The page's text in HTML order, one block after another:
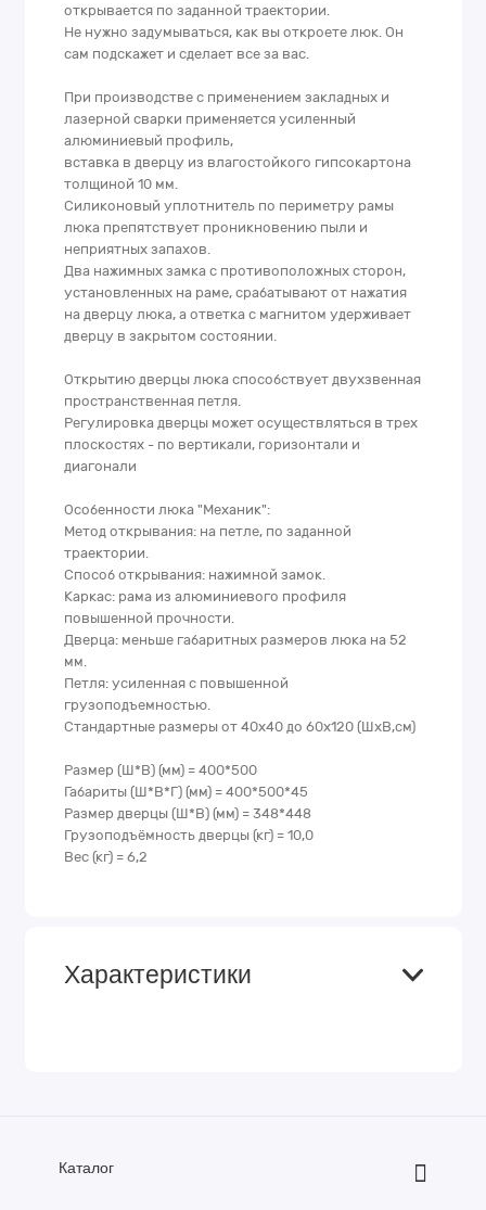
открывается по заданной траектории.
Не нужно задумываться, как вы откроете люк. Он
сам подскажет и сделает все за вас.
При производстве с применением закладных и
лазерной сварки применяется усиленный
алюминиевый профиль,
вставка в дверцу из влагостойкого гипсокартона
толщиной 10 мм.
Силиконовый уплотнитель по периметру рамы
люка препятствует проникновению пыли и
неприятных запахов.
Два нажимных замка с противоположных сторон,
установленных на раме, срабатывают от нажатия
на дверцу люка, а ответка с магнитом удерживает
дверцу в закрытом состоянии.
Открытию дверцы люка способствует двухзвенная
пространственная петля.
Регулировка дверцы может осуществляться в трех
плоскостях - по вертикали, горизонтали и
диагонали
Особенности люка "Механик":
Метод открывания: на петле, по заданной
траектории.
Способ открывания: нажимной замок.
Каркас: рама из алюминиевого профиля
повышенной прочности.
Дверца: меньше габаритных размеров люка на 52
мм.
Петля: усиленная с повышенной
грузоподъемностью.
Стандартные размеры от 40х40 до 60х120 (ШхВ,см)
Размер (Ш*В) (мм) = 400*500
Габариты (Ш*В*Г) (мм) = 400*500*45
Размер дверцы (Ш*В) (мм) = 348*448
Грузоподъёмность дверцы (кг) = 10,0
Вес (кг) = 6,2
Характеристики
Каталог